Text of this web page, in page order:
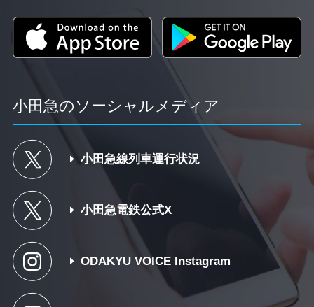
小田急のソーシャルメディア
小田急線列車運行状況
小田急電鉄公式X
ODAKYU VOICE Instagram